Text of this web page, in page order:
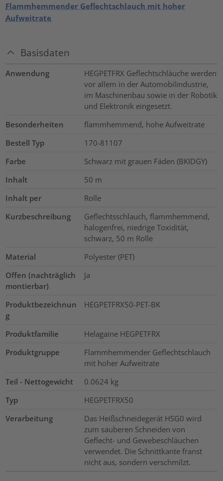
Flammhemmender Geflechtschlauch mit hoher
Aufweitrate
Basisdaten
Anwendung
HEGPETFRX Geflechtschläuche werden
vor allem in der Automobilindustrie,
im Maschinenbau sowie in der Robotik
und Elektronik eingesetzt.
Besonderheiten
flammhemmend, hohe Aufweitrate
Bestell Typ
170-81107
Farbe
Schwarz mit grauen Fäden (BKIDGY)
Inhalt
50 m
Inhalt per
Rolle
Kurzbeschreibung
Geflechtsschlauch, flammhemmend,
halogenfrei, niedrige Toxidität,
schwarz, 50 m Rolle
Material
Polyester (PET)
Offen (nachträglich
montierbar)
Ja
Produktbezeichnun
g
HEGPETFRX50-PET-BK
Produktfamilie
Helagaine HEGPETFRX
Produktgruppe
Flammhemmender Geflechtschlauch
mit hoher Aufweitrate
Teil - Nettogewicht
0.0624 kg
Typ
HEGPETFRX50
Verarbeitung
Das Heißschneidegerät HSG0 wird
zum sauberen Schneiden von
Geflecht- und Gewebeschläuchen
verwendet. Die Schnittkante franst
nicht aus, sondern verschmilzt.